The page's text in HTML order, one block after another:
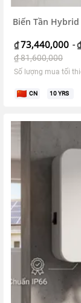
Biến Tần Hybrid
₫73,440,000 -₫
₫81,600,000
Số lượng mua tối
CN 10YRS